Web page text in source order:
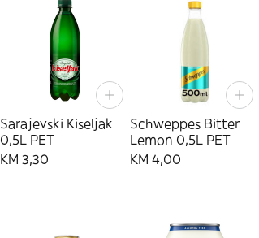
Sarajevski Kiseljak
0,5L PET
KM 3,30
Schweppes Bitter
Lemon 0,5L PET
KM 4,00